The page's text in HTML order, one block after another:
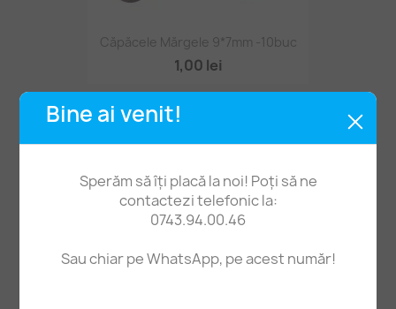
Bine ai venit!
Sperăm să îți placă la noi! Poți să ne
contactezi telefonic la:
0743.94.00.46
Sau chiar pe WhatsApp, pe acest număr!
Căpăcele Mărgele 9*7mm -10buc
1,00 lei
STOC EPUIZAT